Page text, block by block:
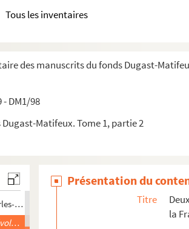
Tous les inventaires
des manuscrits du fonds Dugast-
- DM1/98
Dugast-Matifeux. Tome 1, partie 2
et imprimées relatives à la Révolution
pièces imprimées sur les guerres de Vendée
François Mercier du Rocher
, membre du
française de 1789, première partie
Présentation du
Titre
la